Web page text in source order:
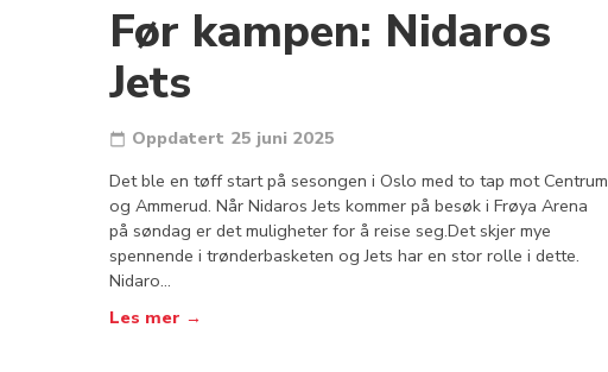
Før kampen: Nidaros
Jets
Oppdatert 25 juni 2025
Det ble en tøff start på sesongen i Oslo med to tap mot Centrum
og Ammerud. Når Nidaros Jets kommer på besøk i Frøya Arena
på søndag er det muligheter for å reise seg.Det skjer mye
spennende i trønderbasketen og Jets har en stor rolle i dette.
Nidaro…
Les mer →